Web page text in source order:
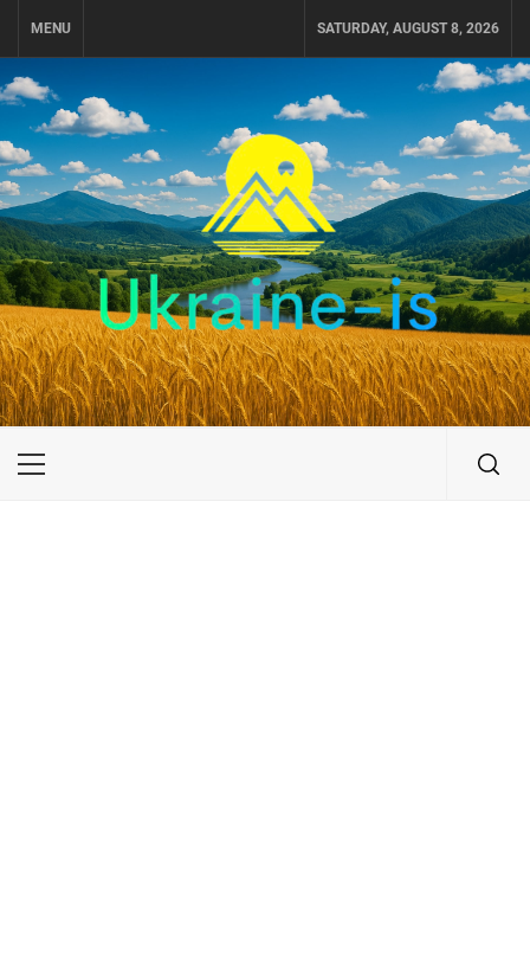
MENU SATURDAY, AUGUST 8, 2026
UKRAINE-IS
ПОДОРОЖI ПО УКРАЇНІ
Primary